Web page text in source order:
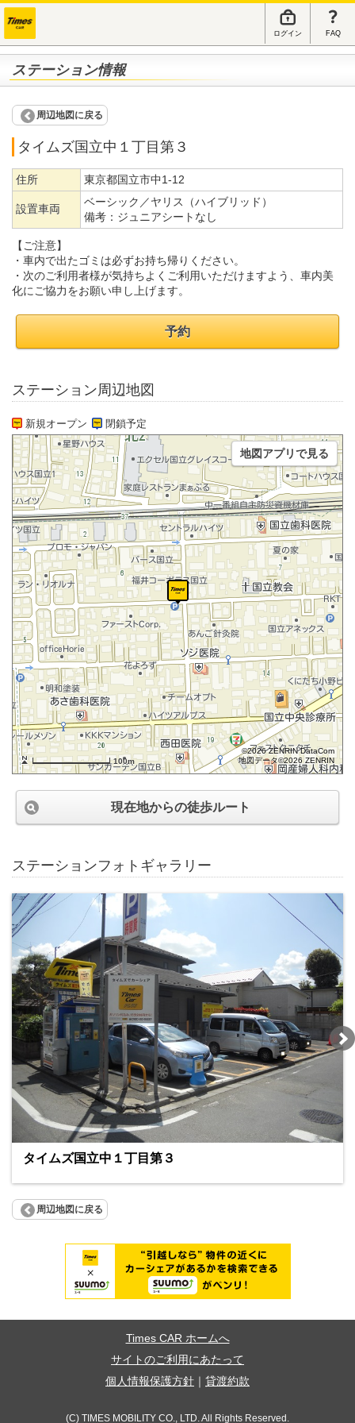
ログイン FAQ
ステーション情報
周辺地図に戻る
タイムズ国立中１丁目第３
住所 東京都国立市中1-12
設置車両
ベーシック／ヤリス（ハイブリッド）
備考： ジュニアシートなし
【ご注意】
・車内で出たゴミは必ずお持ち帰りください。
・次のご利用者様が気持ちよくご利用いただけますよう、車内美
化にご協力をお願い申し上げます。
予約
ステーション周辺地図
新規オープン 閉鎖予定
100m
©2026 ZENRIN DataCom
地図データ©2026 ZENRIN
地図アプリで見る
現在地からの徒歩ルート
ステーションフォトギャラリー
タイムズ国立中１丁目第３
周辺地図に戻る
Times CAR ホームへ
サイトのご利用にあたって
個人情報保護方針
貸渡約款
(C) TIMES MOBILITY CO., LTD. All Rights Reserved.